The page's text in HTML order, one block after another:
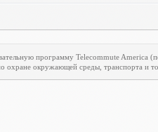
программу Telecommute America
охране окружающей среды, транспорта и